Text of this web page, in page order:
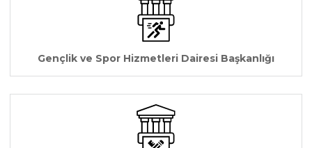
Gençlik ve Spor Hizmetleri Dairesi Başkanlığı